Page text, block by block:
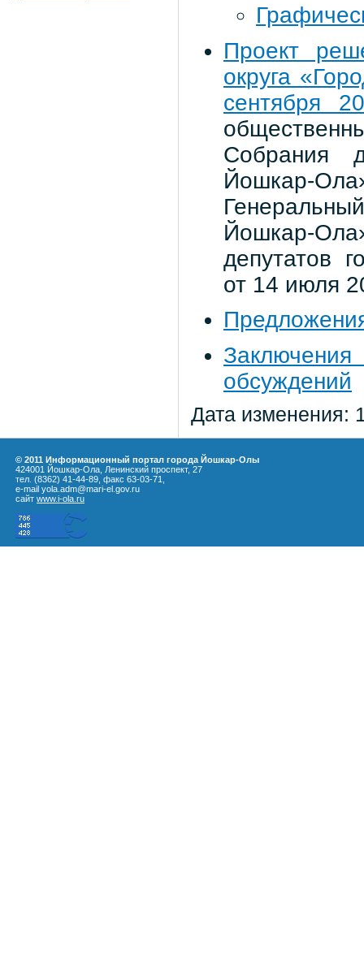
Проект
округа
сентября
Собрания
Йошкар-
Йошкар-
депутатов
от 14 июля
обсуждений
Дата изменения:
© 2011 Информационный портал города Йошкар-Олы
424001 Йошкар-Ола, Ленинский проспект, 27
тел. (8362) 41-44-89, факс 63-03-71,
e-mail yola.adm@mari-el.gov.ru
сайт www.i-ola.ru